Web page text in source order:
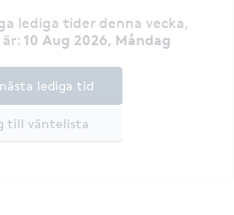
lediga tider denna vecka,
: 10 Aug 2026, Måndag
till väntelista
lediga tid